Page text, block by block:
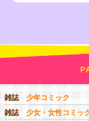
雑誌 少年コミック
雑誌 少女・女性コミッ